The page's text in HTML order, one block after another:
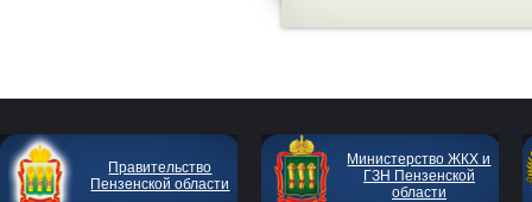
Правительство
Пензенской области
Министерство ЖКХ и
ГЗН Пензенской
области